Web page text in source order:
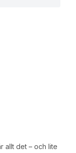
allt det – och lite